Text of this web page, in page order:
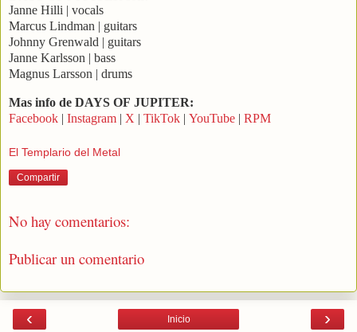
Janne Hilli | vocals
Marcus Lindman | guitars
Johnny Grenwald | guitars
Janne Karlsson | bass
Magnus Larsson | drums
Mas info de DAYS OF JUPITER:
Facebook | Instagram | X | TikTok | YouTube | RPM
El Templario del Metal
Compartir
No hay comentarios:
Publicar un comentario
‹ ›
Inicio